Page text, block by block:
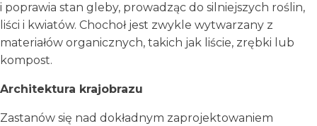
i poprawia stan gleby, prowadząc do silniejszych roślin,
liści i kwiatów. Chochoł jest zwykle wytwarzany z
materiałów organicznych, takich jak liście, zrębki lub
kompost.
Architektura krajobrazu
Zastanów się nad dokładnym zaprojektowaniem